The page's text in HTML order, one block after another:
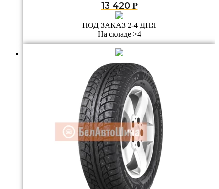
13 420 Р
ПОД ЗАКАЗ 2-4 ДНЯ
На складе >4